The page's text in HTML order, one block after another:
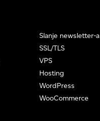
Slanje newsletter-a
SSL/TLS
VPS
Hosting
WordPress
WooCommerce